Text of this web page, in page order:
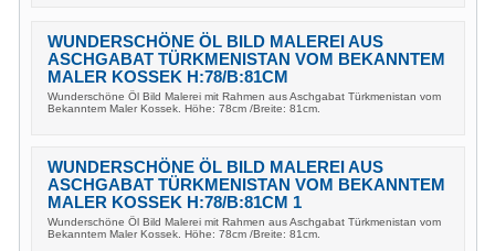
WUNDERSCHÖNE ÖL BILD MALEREI AUS
ASCHGABAT TÜRKMENISTAN VOM BEKANNTEM
MALER KOSSEK H:78/B:81CM
Wunderschöne Öl Bild Malerei mit Rahmen aus Aschgabat Türkmenistan vom
Bekanntem Maler Kossek. Höhe: 78cm /Breite: 81cm.
WUNDERSCHÖNE ÖL BILD MALEREI AUS
ASCHGABAT TÜRKMENISTAN VOM BEKANNTEM
MALER KOSSEK H:78/B:81CM 1
Wunderschöne Öl Bild Malerei mit Rahmen aus Aschgabat Türkmenistan vom
Bekanntem Maler Kossek. Höhe: 78cm /Breite: 81cm.